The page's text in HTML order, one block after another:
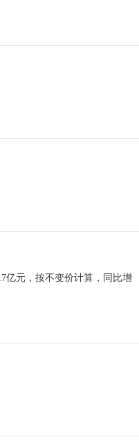
亿元，按不变价计算，同比增